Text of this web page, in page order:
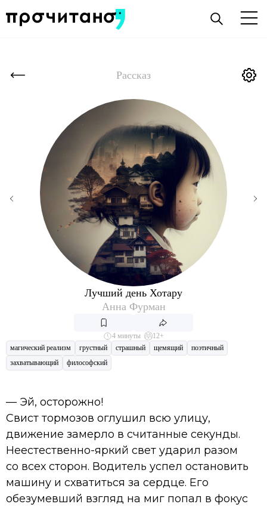
Рассказ
Лучший день Хотару
Анна Фурман
4 минуты
12+
магический реализм
грустный страшный щемящий
поэтичный
захватывающий
философский
— Эй, осторожно!
Свист тормозов оглушил всю улицу,
движение замерло в считанные секунды.
Неестественно-яркий свет ударил разом
со всех сторон. Водитель успел остановить
машину и схватиться за сердце. Его
обезумевший взгляд на миг попал в фокус